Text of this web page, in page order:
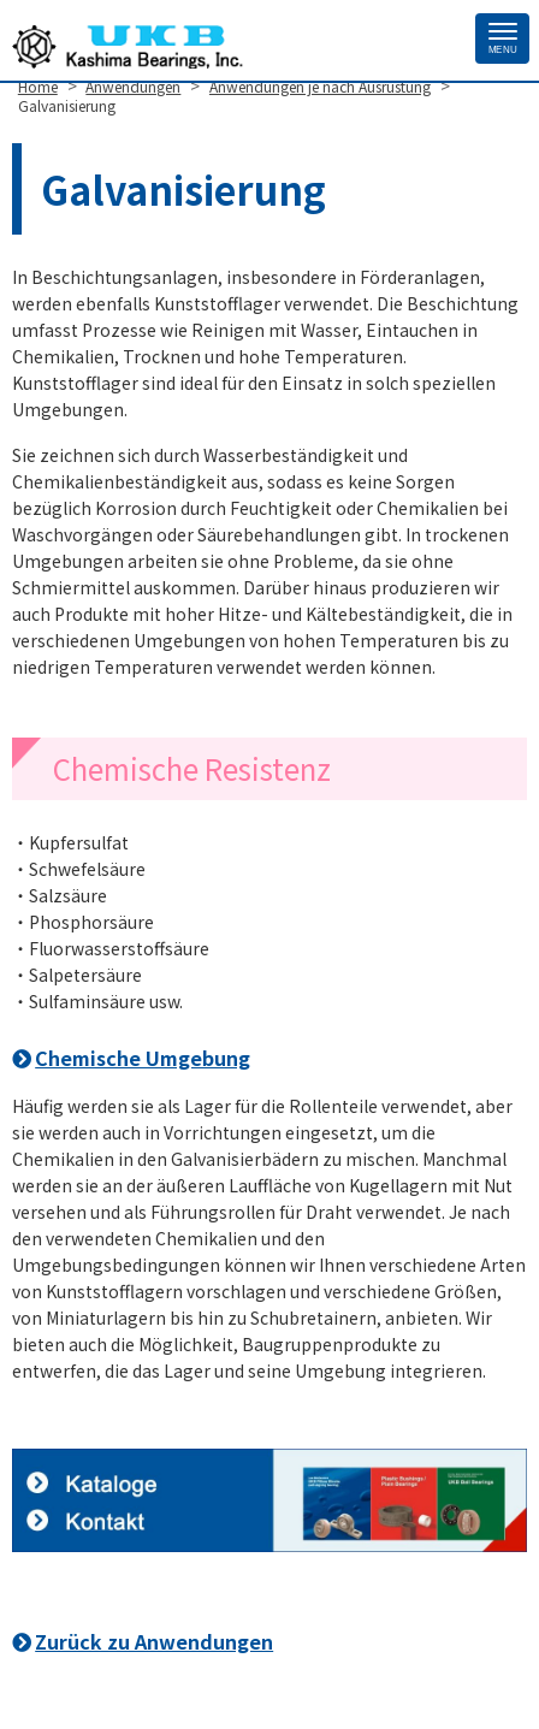
MENU
Home > Anwendungen > Anwendungen je nach Ausrüstung >
Galvanisierung
Galvanisierung
In Beschichtungsanlagen, insbesondere in Förderanlagen,
werden ebenfalls Kunststofflager verwendet. Die Beschichtung
umfasst Prozesse wie Reinigen mit Wasser, Eintauchen in
Chemikalien, Trocknen und hohe Temperaturen.
Kunststofflager sind ideal für den Einsatz in solch speziellen
Umgebungen.
Sie zeichnen sich durch Wasserbeständigkeit und
Chemikalienbeständigkeit aus, sodass es keine Sorgen
bezüglich Korrosion durch Feuchtigkeit oder Chemikalien bei
Waschvorgängen oder Säurebehandlungen gibt. In trockenen
Umgebungen arbeiten sie ohne Probleme, da sie ohne
Schmiermittel auskommen. Darüber hinaus produzieren wir
auch Produkte mit hoher Hitze- und Kältebeständigkeit, die in
verschiedenen Umgebungen von hohen Temperaturen bis zu
niedrigen Temperaturen verwendet werden können.
Chemische Resistenz
・Kupfersulfat
・Schwefelsäure
・Salzsäure
・Phosphorsäure
・Fluorwasserstoffsäure
・Salpetersäure
・Sulfaminsäure usw.
Chemische Umgebung
Häufig werden sie als Lager für die Rollenteile verwendet, aber
sie werden auch in Vorrichtungen eingesetzt, um die
Chemikalien in den Galvanisierbädern zu mischen. Manchmal
werden sie an der äußeren Lauffläche von Kugellagern mit Nut
versehen und als Führungsrollen für Draht verwendet. Je nach
den verwendeten Chemikalien und den
Umgebungsbedingungen können wir Ihnen verschiedene Arten
von Kunststofflagern vorschlagen und verschiedene Größen,
von Miniaturlagern bis hin zu Schubretainern, anbieten. Wir
bieten auch die Möglichkeit, Baugruppenprodukte zu
entwerfen, die das Lager und seine Umgebung integrieren.
Zurück zu Anwendungen
Site
Footer